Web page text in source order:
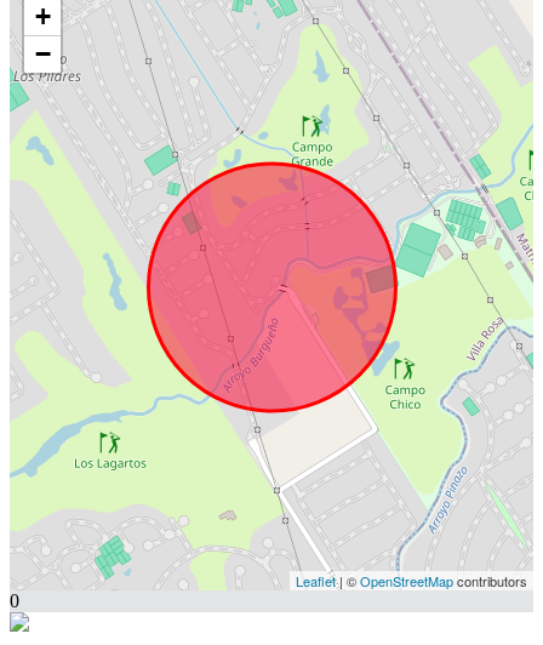
+
−
Leaflet| ©OpenStreetMapcontributors
0